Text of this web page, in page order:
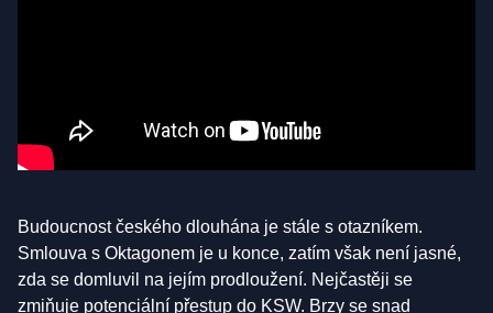
Budoucnost českého dlouhána je stále s otazníkem.
Smlouva s Oktagonem je u konce, zatím však není jasné,
zda se domluvil na jejím prodloužení. Nejčastěji se
zmiňuje potenciální přestup do KSW. Brzy se snad